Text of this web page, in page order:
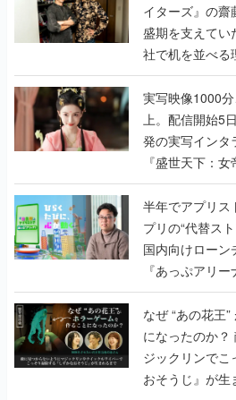
イターズ』の
盛期を支えてい
社で机を並べる
『TATSUJIN
んだレジェンド
実写映像1000
上。配信開始5
発の実写インタ
『盛世天下：
うこだわりをプ
半年でアプリストア
プリの“代替ス
国内向けローン
『あっぷアリ
てみた
なぜ “あの花王
になったのか？ 敵に見つからないようにマ
ジックリンでこ
おそうじ』が生